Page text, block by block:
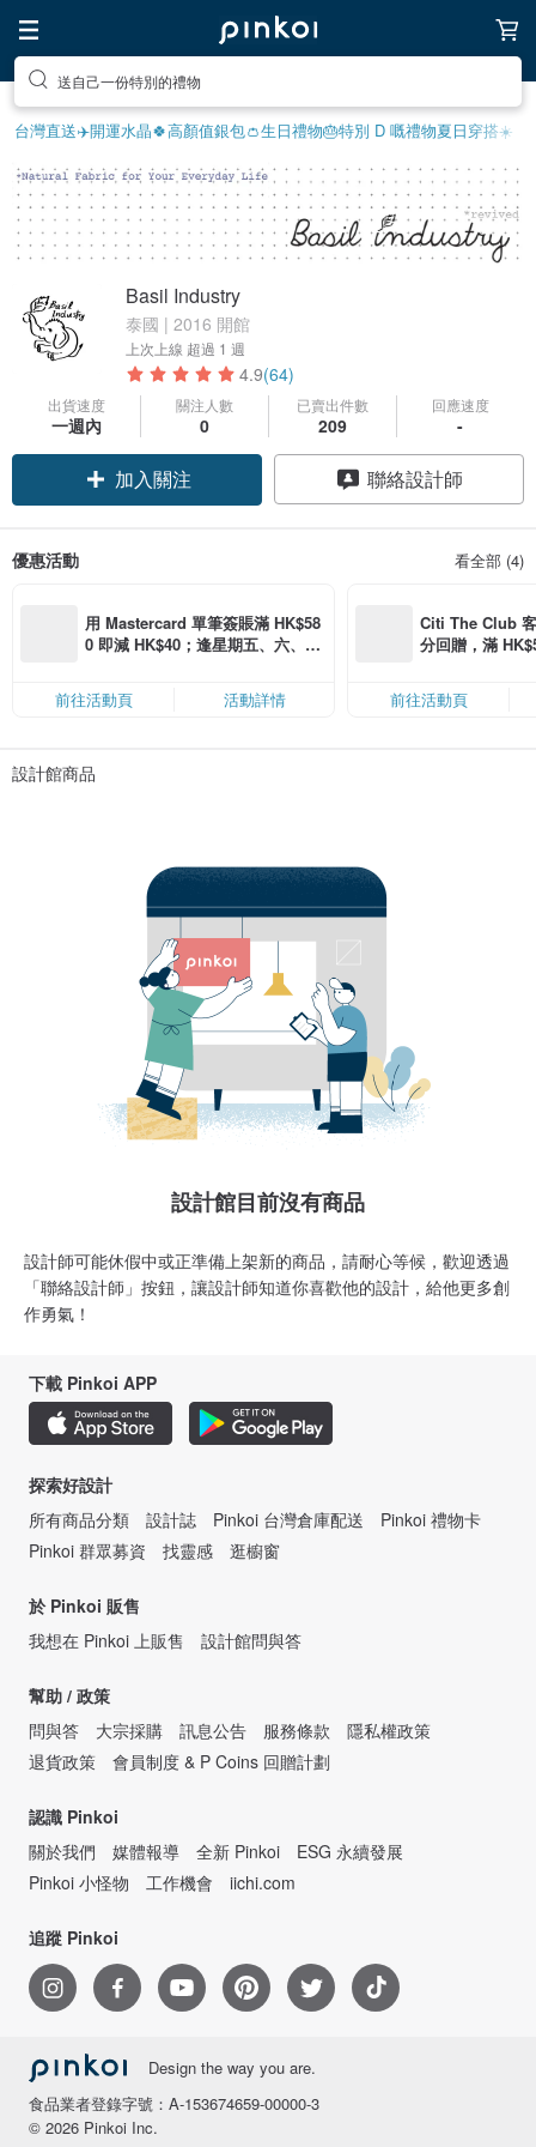
送自己一份特別的禮物
台灣直送✈️開運水晶🍀高顏值銀包👛生日禮物🎂特別 D 嘅禮物夏日穿搭☀️
Basil Industry
泰國 | 2016 開館
上次上線 超過 1 週
4.9(64)
出貨速度
一週內
關注人數
0
已賣出件數
209
回應速度
-
加入關注 聯絡設計師
優惠活動 看全部 (4)
用 Mastercard 單筆簽賬滿 HK$58
0 即減 HK$40；逢星期五、六、日
限，額滿即止，僅限「常用信用
卡」結帳）
前往活動頁 活動詳情
Citi The Club
分回贈，滿
前往活動頁
設計館商品
設計館目前沒有商品
設計師可能休假中或正準備上架新的商品，請耐心等候，歡迎透過
「聯絡設計師」按鈕，讓設計師知道你喜歡他的設計，給他更多創
作勇氣！
下載 Pinkoi APP
探索好設計
所有商品分類
設計誌 Pinkoi 台灣倉庫配送
Pinkoi 禮物卡
Pinkoi 群眾募資
找靈感 逛櫥窗
於 Pinkoi 販售
我想在 Pinkoi 上販售
設計館問與答
幫助 / 政策
問與答
大宗採購 訊息公告 服務條款
隱私權政策
退貨政策
會員制度 & P Coins 回贈計劃
認識 Pinkoi
關於我們
媒體報導 全新 Pinkoi
ESG 永續發展
Pinkoi 小怪物
工作機會 iichi.com
追蹤 Pinkoi
Design the way you are.
食品業者登錄字號：A-153674659-00000-3
© 2026 Pinkoi Inc.